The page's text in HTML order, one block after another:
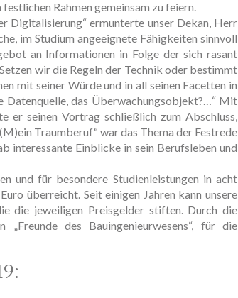
Rahmen gemeinsam zu feiern.
Digitalisierung“ ermunterte unser Dekan, Herr
im Studium angeeignete Fähigkeiten sinnvoll
an Informationen in Folge der sich rasant
wir die Regeln der Technik oder bestimmt
mit seiner Würde und in all seinen Facetten in
Datenquelle, das Überwachungsobjekt?…“ Mit
er seinen Vortrag schließlich zum Abschluss,
Traumberuf“ war das Thema der Festrede
interessante Einblicke in sein Berufsleben und
und für besondere Studienleistungen in acht
überreicht. Seit einigen Jahren kann unsere
die jeweiligen Preisgelder stiften. Durch die
des Bauingenieurwesens“, für die